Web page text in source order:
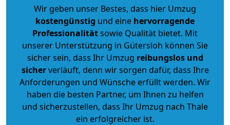
Wir geben unser Bestes, dass hier Umzug
kostengünstig und eine hervorragende
Professionalitätsowie Qualität bietet. Mit
unserer Unterstützung in Gütersloh können Sie
sicher sein, dass Ihr Umzug reibungslos und
sicherverläuft, denn wir sorgen dafür, dass Ihre
Anforderungen und Wünsche erfüllt werden. Wir
haben die besten Partner, um Ihnen zu helfen
und sicherzustellen, dass Ihr Umzug nach Thale
ein erfolgreicher ist.